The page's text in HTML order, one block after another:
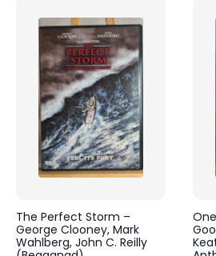
The Perfect Storm –
George Clooney, Mark
Wahlberg, John C. Reilly